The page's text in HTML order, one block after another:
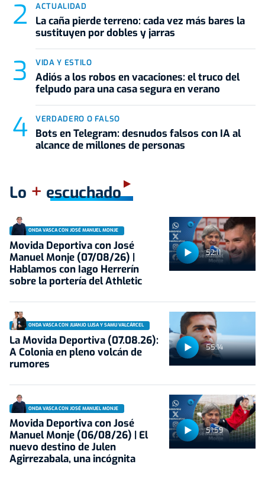
ACTUALIDAD
La caña pierde terreno: cada vez más bares la
sustituyen por dobles y jarras
VIDA Y ESTILO
Adiós a los robos en vacaciones: el truco del
felpudo para una casa segura en verano
VERDADERO O FALSO
Bots en Telegram: desnudos falsos con IA al
alcance de millones de personas
Lo + escuchado
52:11
ONDA VASCA CON JOSÉ MANUEL MONJE
Movida Deportiva con José
Manuel Monje (07/08/26) |
Hablamos con Iago Herrerín
sobre la portería del Athletic
55:14
ONDA VASCA CON JUANJO LUSA Y SAMU VALCÁRCEL
La Movida Deportiva (07.08.26):
A Colonia en pleno volcán de
rumores
51:59
ONDA VASCA CON JOSÉ MANUEL MONJE
Movida Deportiva con José
Manuel Monje (06/08/26) | El
nuevo destino de Julen
Agirrezabala, una incógnita